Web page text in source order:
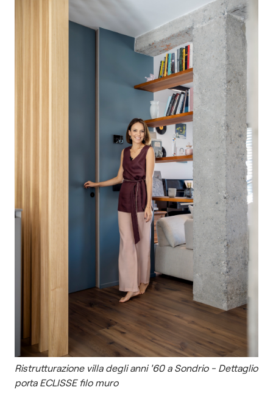
Ristrutturazione villa degli anni '60 a Sondrio - Dettaglio
porta ECLISSE filo muro